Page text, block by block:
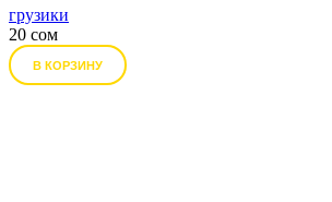
грузики
20 сом
В КОРЗИНУ